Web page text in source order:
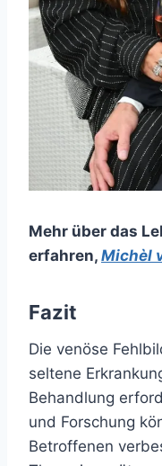
Mehr über das
erfahren, Michèl
Fazit
Die venöse
seltene
Behandlung
und Forschung
Betroffenen